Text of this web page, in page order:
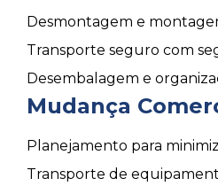
Desmontagem e
Transporte seguro com
Desembalagem e
Mudança
Planejamento para
Transporte de